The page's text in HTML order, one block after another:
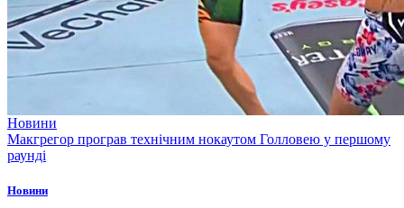
Новини
Макгрегор програв технічним нокаутом Голловею у першому
раунді
Новини